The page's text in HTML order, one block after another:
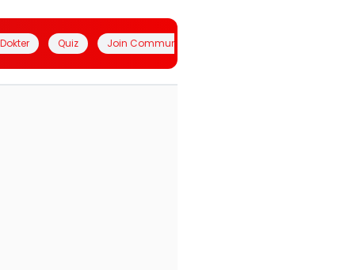
Quiz Join Community